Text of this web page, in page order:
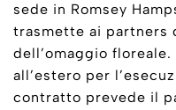
sede in Romsey
trasmette ai partners
dell’omaggio
all’estero per
contratto prevede il